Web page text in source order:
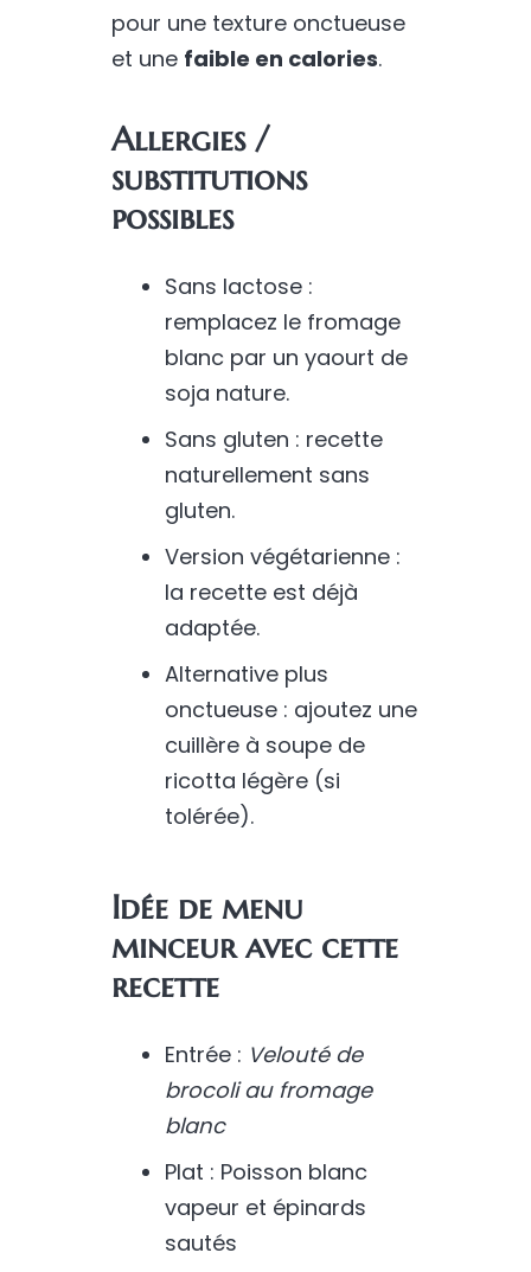
pour une texture onctueuse
et une faible en calories.
Allergies /
substitutions
possibles
Sans lactose :
remplacez le fromage
blanc par un yaourt de
soja nature.
Sans gluten : recette
naturellement sans
gluten.
Version végétarienne :
la recette est déjà
adaptée.
Alternative plus
onctueuse : ajoutez une
cuillère à soupe de
ricotta légère (si
tolérée).
Idée de menu
minceur avec cette
recette
Entrée : Velouté de
brocoli au fromage
blanc
Plat : Poisson blanc
vapeur et épinards
sautés